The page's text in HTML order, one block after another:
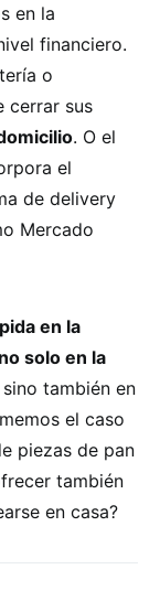
en la
financiero.
o
cerrar sus
. O el
el
de delivery
Mercado
en la
solo en la
sino también en
el caso
piezas de pan
también
en casa?